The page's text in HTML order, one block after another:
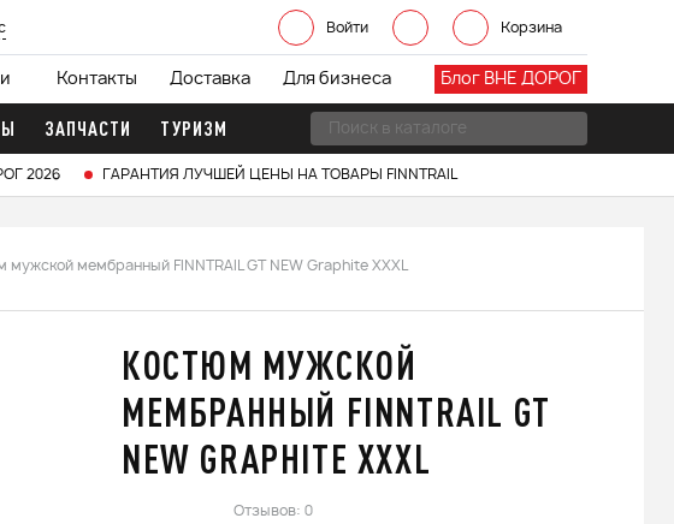
Войти Корзина
Блог ВНЕ ДОРОГ
Контакты Доставка Для бизнеса
ЗАПЧАСТИ ТУРИЗМ
2026 ГАРАНТИЯ ЛУЧШЕЙ ЦЕНЫ НА ТОВАРЫ FINNTRAIL
мужской мембранный FINNTRAIL GT NEW Graphite XXXL
КОСТЮМ МУЖСКОЙ
МЕМБРАННЫЙ FINNTRAIL GT
NEW GRAPHITE XXXL
Отзывов: 0